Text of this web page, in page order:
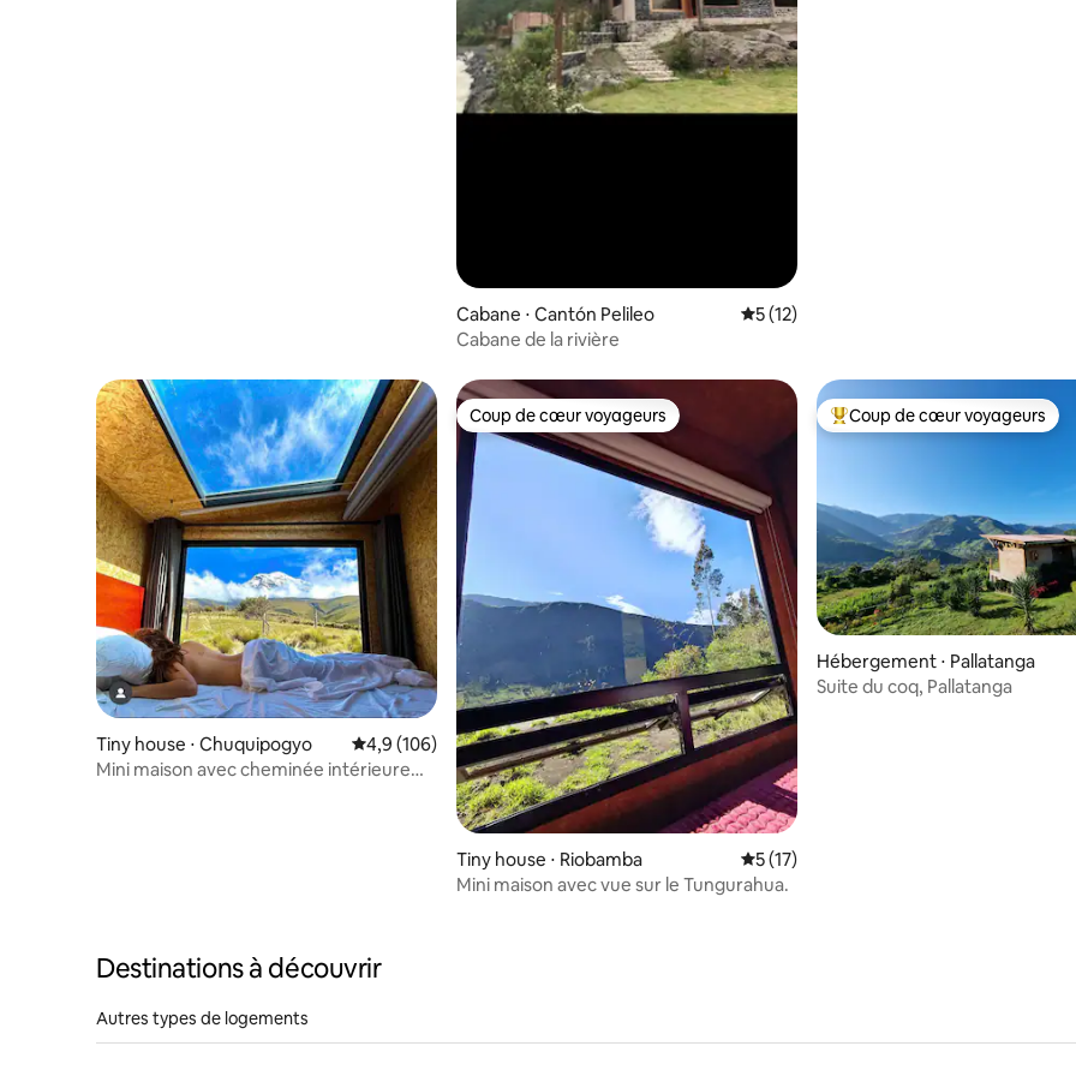
Cabane ⋅ Cantón Pelileo Évaluation moyenne sur la base de 12
5 (12)
Cabane de la rivière
Tiny house ⋅ Chuquipogyo Évaluation moyenne sur la base de 106 commentaires : 4,9 sur 5
4,9 (106)
Mini maison avec cheminée intérieure
Coup de cœur voyageurs
Coup de cœur voyageurs
Tiny house ⋅ Riobamba Évaluation moyenne sur la base de 17
5 (17)
Mini maison avec vue sur le Tungurahua.
Coups de cœur voyageurs les
Coup de cœur voyageurs
Hébergement ⋅ Pallatanga
Suite du coq, Pallatanga
Destinations à découvrir
Autres types de logements